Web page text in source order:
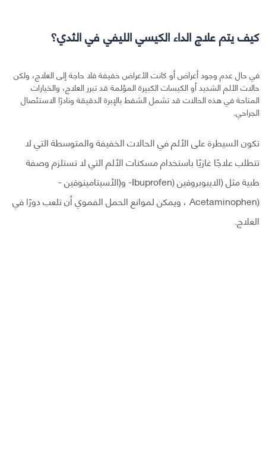
كيف يتم علاج الداء الكيسي الليفي في الثدي؟
في حال عدم وجود أعراض أو كانت الأعراض خفيفة فلا حاجة إلى العلاج، ولكن
حالات الألم الشديد أو الكيسات الكبيرة المؤلمة قد تبرر العلاج، والخيارات
المتاحة في هذه الحالات قد تشمل الشفط بالإبرة الدقيقة ونادرًا الاستئصال
الجراحي.
تكون السيطرة على الألم في الحالات الخفيفة والمتوسطة التي لا
تتطلب علاجًا غازيًا باستخدام مسكنات الألم التي لا تستلزم وصفة
طبية مثل (الايبوبروفين (Ibuprofen- و(الأسيتامينوفين -
(Acetaminophen ، ويمكن لموانع الحمل الفموي أن تلعب دورًا في
العلاج.